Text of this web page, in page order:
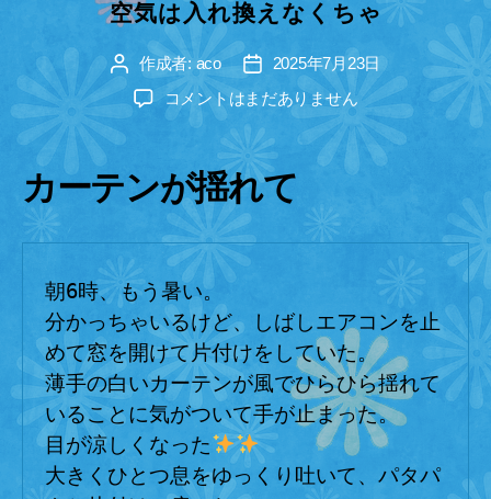
ゴ
ー
空気は入れ換えなくちゃ
投
稿
者
作成者:aco
投
稿
2025年7月23日
空
気
入
れ
換
え
な
く
ち
ゃ
へ
の
コメントはまだありません
カーテンが揺れて
朝6時、もう暑い。
分かっちゃいるけど、しばしエアコンを止
めて窓を開けて片付けをしていた。
薄手の白いカーテンが風でひらひら揺れて
いることに気がついて手が止まった。
目が涼しくなった
大きくひとつ息をゆっくり吐いて、パタパ